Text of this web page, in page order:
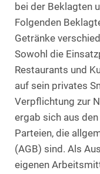
bei der Beklagten
Folgenden
Getränke
Sowohl die
Restaurants und
auf sein privates
Verpflichtung zur
ergab sich aus
Parteien, die
(AGB) sind. Als
eigenen